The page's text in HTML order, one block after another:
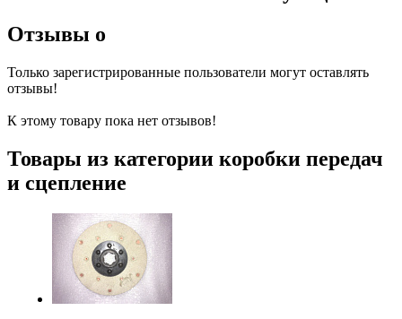
Отзывы о
Только зарегистрированные пользователи могут оставлять
отзывы!
К этому товару пока нет отзывов!
Товары из категории коробки передач
и сцепление